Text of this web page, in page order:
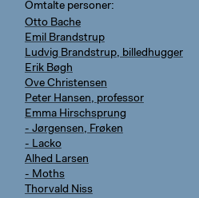
Omtalte personer
Otto Bache
Emil Brandstrup
Ludvig Brandstrup, billedhugger
Erik Bøgh
Ove Christensen
Peter Hansen, professor
Emma Hirschsprung
- Jørgensen, Frøken
- Lacko
Alhed Larsen
- Moths
Thorvald Niss